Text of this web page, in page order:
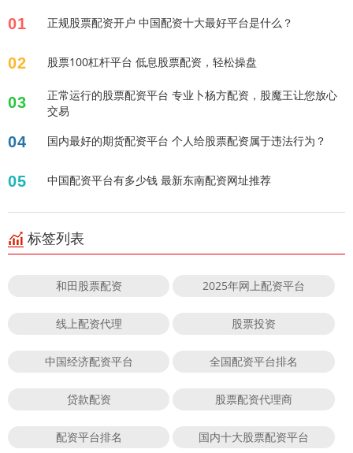
01 正规股票配资开户 中国配资十大最好平台是什么？
02 股票100杠杆平台 低息股票配资，轻松操盘
03
正常运行的股票配资平台 专业卜杨方配资，股魔王让您放心
交易
04 国内最好的期货配资平台 个人给股票配资属于违法行为？
05 中国配资平台有多少钱 最新东南配资网址推荐
标签列表
和田股票配资 2025年网上配资平台
线上配资代理 股票投资
中国经济配资平台 全国配资平台排名
贷款配资 股票配资代理商
配资平台排名 国内十大股票配资平台